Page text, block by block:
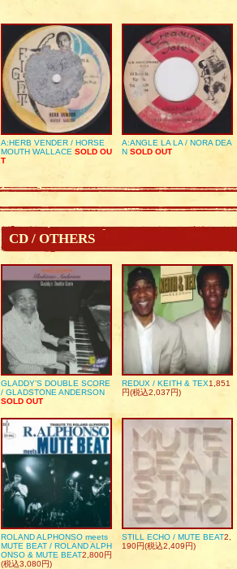
A:HERB VENDER / HORSE
MOUTH WALLACE SOLD OU
T
A:ANGLE LA LA / NORA DEA
N SOLD OUT
CD / OTHERS
GLADDY’S DOUBLE SCORE
/ GLADSTONE ANDERSON
SOLD OUT
REDUX / KEITH & TEX1,851
円(税込2,037円)
ROLAND ALPHONSO meets
MUTE BEAT / ROLAND ALPH
ONSO & MUTE BEAT2,800円
(税込3,080円)
STILL ECHO / MUTE BEAT2,
190円(税込2,409円)